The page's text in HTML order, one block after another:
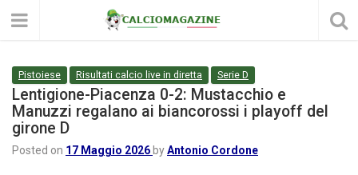
Pistoiese Risultati calcio live in diretta Serie D
Lentigione-Piacenza 0-2: Mustacchio e
Manuzzi regalano ai biancorossi i playoff del
girone D
Posted on 17 Maggio 2026 byAntonio Cordone